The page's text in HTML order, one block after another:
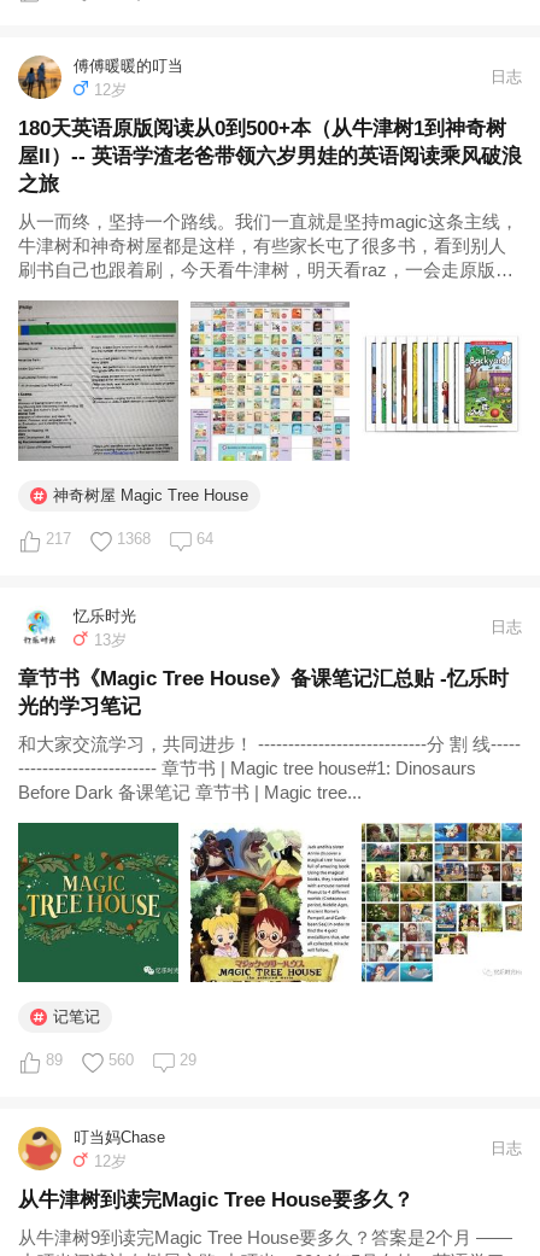
傅傅暖暖的叮当
12岁
日志
180天英语原版阅读从0到500+本（从牛津树1到神奇树
屋II）-- 英语学渣老爸带领六岁男娃的英语阅读乘风破浪
之旅
从一而终，坚持一个路线。我们一直就是坚持magic这条主线，
牛津树和神奇树屋都是这样，有些家长屯了很多书，看到别人
刷书自己也跟着刷，今天看牛津树，明天看raz，一会走原版路
和娃的方向，可能会消磨娃对阅读本身的兴趣。 虽然我们只能
从牛爸牛妈们的...
神奇树屋 Magic Tree House
217 1368 64
忆乐时光
13岁
日志
章节书《Magic Tree House》备课笔记汇总贴 -忆乐时
光的学习笔记
和大家交流学习，共同进步！ ----------------------------分 割 线-----
----------------------- 章节书 | Magic tree house#1: Dinosaurs
Before Dark 备课笔记 章节书 | Magic tree...
记笔记
89 560 29
叮当妈Chase
12岁
日志
从牛津树到读完Magic Tree House要多久？
从牛津树9到读完Magic Tree House要多久？答案是2个月 ——